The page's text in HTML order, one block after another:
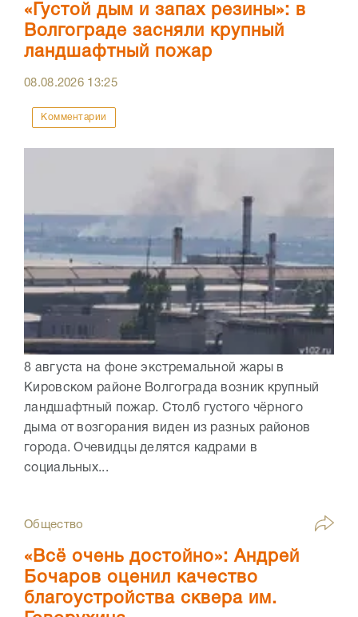
«Густой дым и запах резины»: в
Волгограде засняли крупный
ландшафтный пожар
08.08.2026 13:25
Комментарии
8 августа на фоне экстремальной жары в
Кировском районе Волгограда возник крупный
ландшафтный пожар. Столб густого чёрного
дыма от возгорания виден из разных районов
города. Очевидцы делятся кадрами в
социальных...
Общество
«Всё очень достойно»: Андрей
Бочаров оценил качество
благоустройства сквера им.